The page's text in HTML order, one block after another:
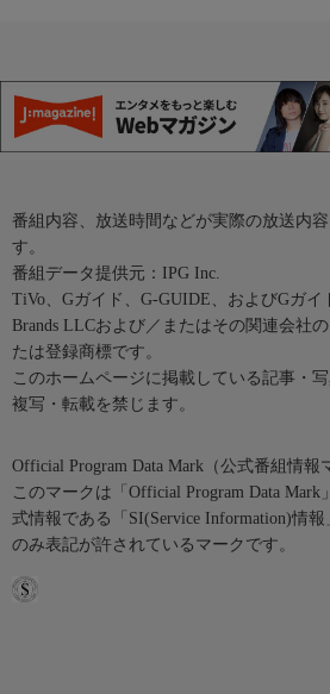
番組内容、放送時間などが実際の放送内
す。
番組データ提供元：IPG Inc.
TiVo、Gガイド、G-GUIDE、およびGガイ
Brands LLCおよび／またはその関連会社
たは登録商標です。
このホームページに掲載している記事・
複写・転載を禁じます。
Official Program Data Mark（公式番組情報
このマークは「Official Program Data
式情報である「SI(Service Information)情
のみ表記が許されているマークです。